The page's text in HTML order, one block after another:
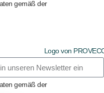
gemäß der
gemäß der